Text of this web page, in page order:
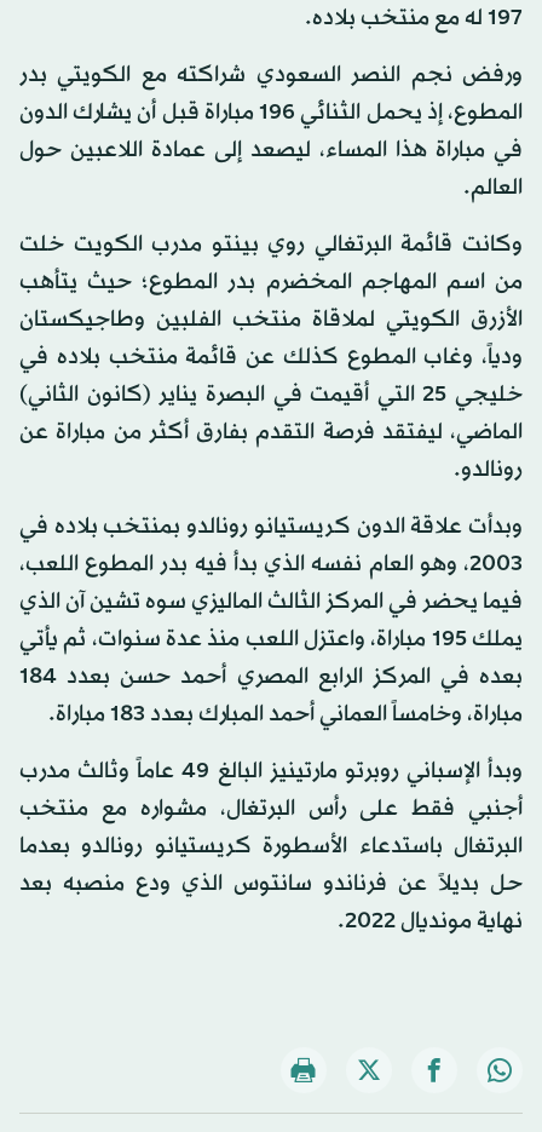
197 له مع منتخب بلاده.
ورفض نجم النصر السعودي شراكته مع الكويتي بدر
المطوع، إذ يحمل الثنائي 196 مباراة قبل أن يشارك الدون
في مباراة هذا المساء، ليصعد إلى عمادة اللاعبين حول
العالم.
وكانت قائمة البرتغالي روي بينتو مدرب الكويت خلت
من اسم المهاجم المخضرم بدر المطوع؛ حيث يتأهب
الأزرق الكويتي لملاقاة منتخب الفلبين وطاجيكستان
ودياً، وغاب المطوع كذلك عن قائمة منتخب بلاده في
خليجي 25 التي أقيمت في البصرة يناير (كانون الثاني)
الماضي، ليفتقد فرصة التقدم بفارق أكثر من مباراة عن
رونالدو.
وبدأت علاقة الدون كريستيانو رونالدو بمنتخب بلاده في
2003، وهو العام نفسه الذي بدأ فيه بدر المطوع اللعب،
فيما يحضر في المركز الثالث الماليزي سوه تشين آن الذي
يملك 195 مباراة، واعتزل اللعب منذ عدة سنوات، ثم يأتي
بعده في المركز الرابع المصري أحمد حسن بعدد 184
مباراة، وخامساً العماني أحمد المبارك بعدد 183 مباراة.
وبدأ الإسباني روبرتو مارتينيز البالغ 49 عاماً وثالث مدرب
أجنبي فقط على رأس البرتغال، مشواره مع منتخب
البرتغال باستدعاء الأسطورة كريستيانو رونالدو بعدما
حل بديلاً عن فرناندو سانتوس الذي ودع منصبه بعد
نهاية مونديال 2022.